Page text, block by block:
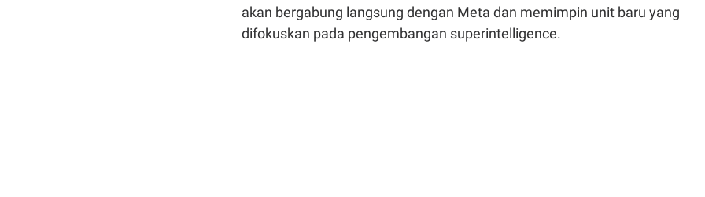
akan bergabung langsung dengan Meta dan memimpin unit baru yang
difokuskan pada pengembangan superintelligence.